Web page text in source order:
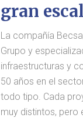
gran
La compañía
Grupo y
infraestructuras y
50 años en el
todo tipo. Cada
muy distintos, pero